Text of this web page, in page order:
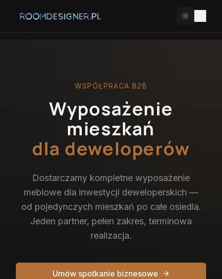
WSPÓŁPRACA B2B
Wyposażenie
mieszkań
dla deweloperów
Dostarczamy kompletne wyposażenie
meblowe dla inwestycji deweloperskich —
od pojedynczych mieszkań po całe osiedla.
Jeden partner, pełen zakres, terminowa
realizacja.
Umów spotkanie biznesowe